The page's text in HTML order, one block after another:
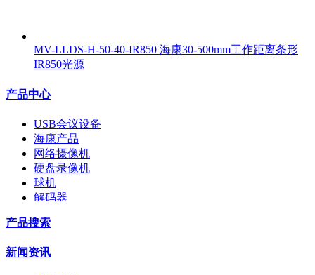
MV-LLDS-H-50-40-IR850 海康30-500mm工作距离条形
IR850光源
产品中心
USB会议设备
海康产品
网络摄像机
硬盘录像机
球机
解码器
配件
拼接屏
产品搜索
新闻资讯